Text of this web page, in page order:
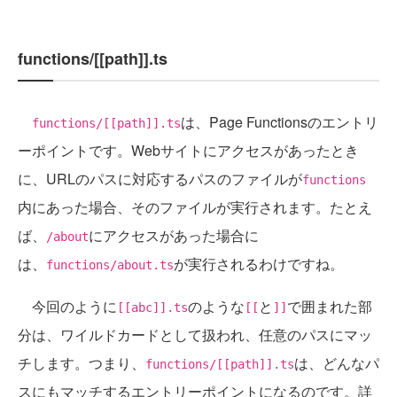
functions/[[path]].ts
functions/[[path]].tsは、Page Functionsのエントリ
ーポイントです。Webサイトにアクセスがあったとき
に、URLのパスに対応するパスのファイルがfunctions
内にあった場合、そのファイルが実行されます。たとえ
ば、
/aboutにアクセスがあった場合に
は、
functions/about.tsが実行されるわけですね。
今回のように [[abc]].tsのような [[ と ]] で囲まれた部
分は、ワイルドカードとして扱われ、任意のパスにマッ
チします。つまり、
functions/[[path]].tsは、どんなパ
スにもマッチするエントリーポイントになるのです。詳